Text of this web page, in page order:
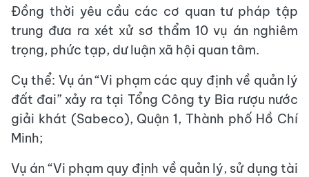
Đồng thời yêu cầu các cơ quan tư pháp tập
trung đưa ra xét xử sơ thẩm 10 vụ án nghiêm
trọng, phức tạp, dư luận xã hội quan tâm.
Cụ thể: Vụ án “Vi phạm các quy định về quản lý
đất đai” xảy ra tại Tổng Công ty Bia rượu nước
giải khát (Sabeco), Quận 1, Thành phố Hồ Chí
Minh;
Vụ án “Vi phạm quy định về quản lý, sử dụng tài